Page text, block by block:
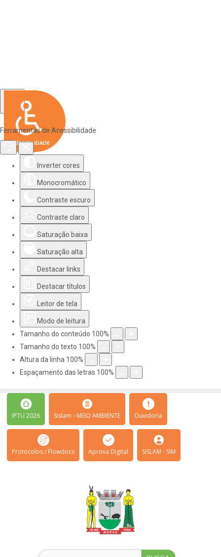
Ferramentas de Acessibilidade
Inverter cores
Monocromático
Contraste escuro
Contraste claro
Saturação baixa
Saturação alta
Destacar links
Destacar títulos
Leitor de tela
Modo de leitura
Tamanho do conteúdo 100%
Tamanho do texto 100%
Altura da linha 100%
Espaçamento das letras 100%
IPTU 2026 Sislam - MEIO AMBIENTE Ouvidoria
Protocolos / Flowdocs Aprova Digital SISLAM - SIM